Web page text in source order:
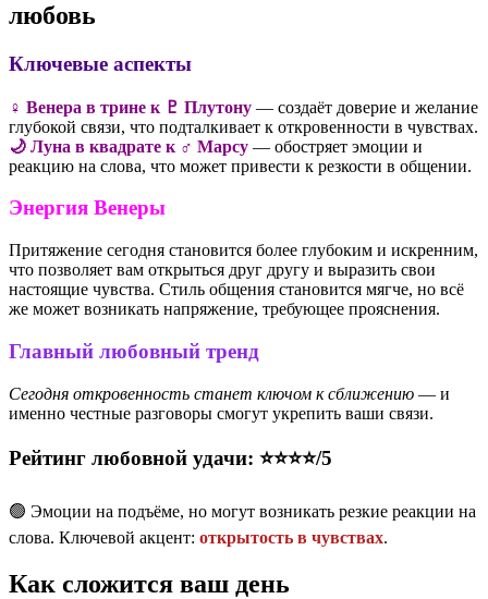
любовь
Ключевые аспекты
♀ Венера в трине к ♇ Плутону — создаёт доверие и желание
глубокой связи, что подталкивает к откровенности в чувствах.
🌙 Луна в квадрате к ♂️ Марсу — обостряет эмоции и
реакцию на слова, что может привести к резкости в общении.
Энергия Венеры
Притяжение сегодня становится более глубоким и искренним,
что позволяет вам открыться друг другу и выразить свои
настоящие чувства. Стиль общения становится мягче, но всё
же может возникать напряжение, требующее прояснения.
Главный любовный тренд
Сегодня откровенность станет ключом к сближению — и
именно честные разговоры смогут укрепить ваши связи.
Рейтинг любовной удачи: ⭐⭐⭐⭐/5
🟢 Эмоции на подъёме, но могут возникать резкие реакции на
слова. Ключевой акцент: открытость в чувствах.
Как сложится ваш день